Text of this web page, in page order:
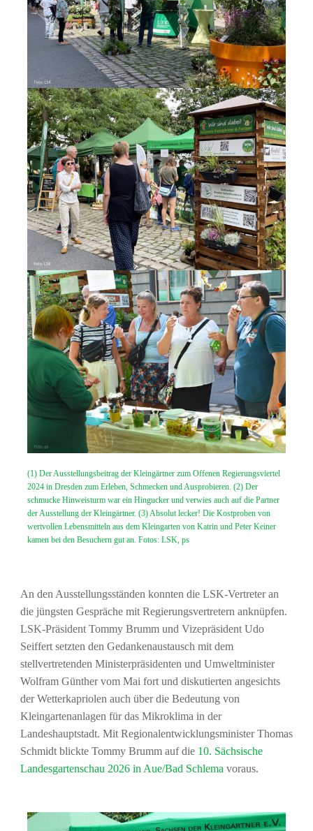
(1) Der Ausstellungsbeitrag der Kleingärtner zum Offenen Regierungsviertel
2024 in Dresden zum Erleben, Schmecken und Ausprobieren. (2) Der
schmucke Hinweisturm war ein Hingucker und verwies auch auf die Partner
der Ausstellung der Kleingärtner. (3) Absolut lecker! Die Kostproben von
wertvollen Lebensmitteln aus dem Kleingarten von Katrin und Peter Keiner
kamen bei den Besuchern gut an. Fotos: LSK, ps
An den Ausstellungsständen konnten die LSK-Vertreter an
die jüngsten Gespräche mit Regierungsvertretern anknüpfen.
LSK-Präsident Tommy Brumm und Vizepräsident Udo
Seiffert setzten den Gedankenaustausch mit dem
stellvertretenden Ministerpräsidenten und Umweltminister
Wolfram Günther vom Mai fort und diskutierten angesichts
der Wetterkapriolen auch über die Bedeutung von
Kleingartenanlagen für das Mikroklima in der
Landeshauptstadt. Mit Regionalentwicklungsminister Thomas
Schmidt blickte Tommy Brumm auf die 10. Sächsische
Landesgartenschau 2026 in Aue/Bad Schlema voraus.